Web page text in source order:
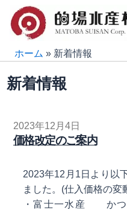
ッ
ホーム » 新着情報
新着情報
2023年12月4日
価格改定のご案内
2023年12月1日より以
ました。(仕入価格の変
・富士一水産 か